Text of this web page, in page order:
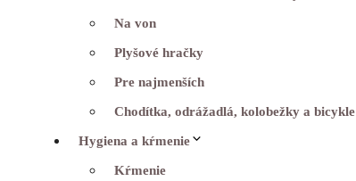
Na von
Plyšové hračky
Pre najmenších
Chodítka, odrážadlá, kolobežky a bicykle
Hygiena a kŕmenie
Kŕmenie